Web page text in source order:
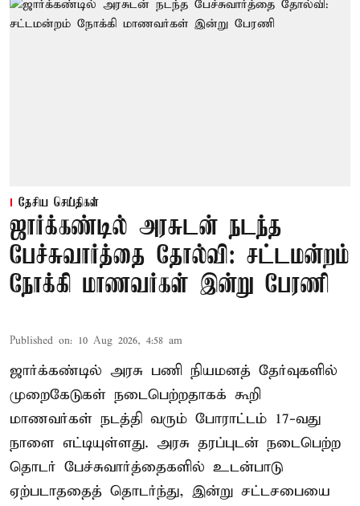
தேசிய செய்திகள்
ஜார்க்கண்டில் அரசுடன் நடந்த
பேச்சுவார்த்தை தோல்வி: சட்டமன்றம்
நோக்கி மாணவர்கள் இன்று பேரணி
Published on: 10 Aug 2026, 4:58 am
ஜார்க்கண்டில் அரசு பணி நியமனத் தேர்வுகளில்
முறைகேடுகள் நடைபெற்றதாகக் கூறி
மாணவர்கள் நடத்தி வரும் போராட்டம் 17-வது
நாளை எட்டியுள்ளது. அரசு தரப்புடன் நடைபெற்ற
தொடர் பேச்சுவார்த்தைகளில் உடன்பாடு
ஏற்படாததைத் தொடர்ந்து, இன்று சட்டசபையை